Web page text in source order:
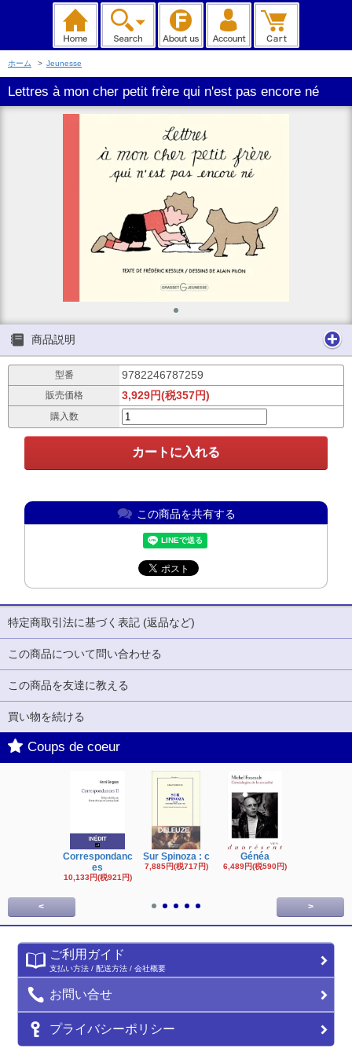
ホーム > Jeunesse
Lettres à mon cher petit frère qui n'est pas encore né
商品説明
型番 9782246787259
販売価格 3,929円(税357円)
購入数
この商品を共有する
特定商取引法に基づく表記 (返品など)
この商品について問い合わせる
この商品を友達に教える
買い物を続ける
Coups de coeur
Correspondanc
es
10,133円(税921円)
Sur Spinoza : c
7,885円(税717円)
Généa
6,489円(税590円)
< >
ご利用ガイド
支払い方法 / 配送方法 / 会社概要
お問い合せ
プライバシーポリシー